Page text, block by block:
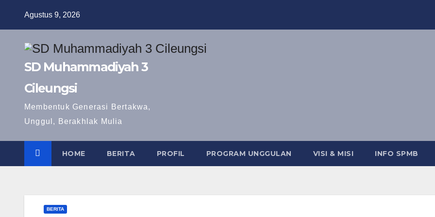
Agustus 9, 2026
SD Muhammadiyah 3
Cileungsi
Membentuk Generasi Bertakwa,
Unggul, Berakhlak Mulia
HOME BERITA PROFIL PROGRAM UNGGULAN VISI & MISI INFO SPMB
BERITA